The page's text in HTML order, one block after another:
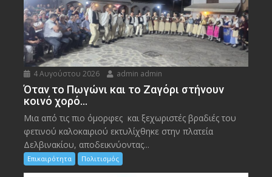
4 Αυγούστου 2026 admin admin
Όταν το Πωγώνι και το Ζαγόρι στήνουν
κοινό χορό…
Μια από τις πιο όμορφες και ξεχωριστές βραδιές του
φετινού καλοκαιριού εκτυλίχθηκε στην πλατεία
Δελβινακίου, αποδεικνύοντας...
Επικαιρότητα Πολιτισμός